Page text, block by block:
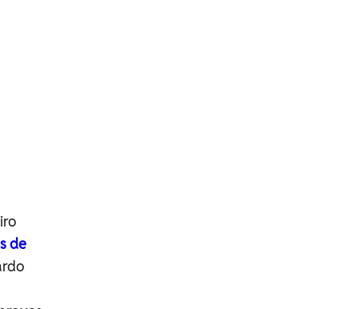
de